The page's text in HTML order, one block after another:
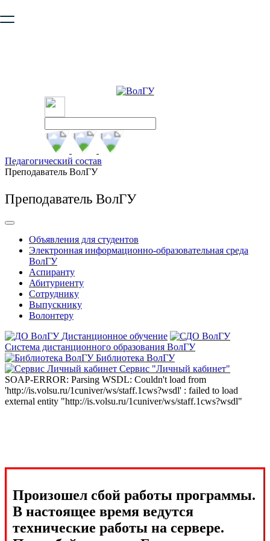
безопасную работу с сайтом. Пожалуйста
Педагогический состав
Преподаватель ВолГУ
Преподаватель ВолГУ
Объявления для студентов
Электронная информационно-образовательная среда
ВолГУ
Аспиранту
Абитуриенту
Сотруднику
Выпускнику
Волонтеру
Дистанционное обучение
Система дистанционного образования ВолГУ
Библиотека ВолГУ
Сервис "Личный кабинет"
SOAP-ERROR: Parsing WSDL: Couldn't load from
'http://is.volsu.ru/1cuniver/ws/staff.1cws?wsdl' : failed to load
external entity "http://is.volsu.ru/1cuniver/ws/staff.1cws?wsdl"
Произошел сбой работы программы.
В настоящее время ведутся
технические работы на сервере.